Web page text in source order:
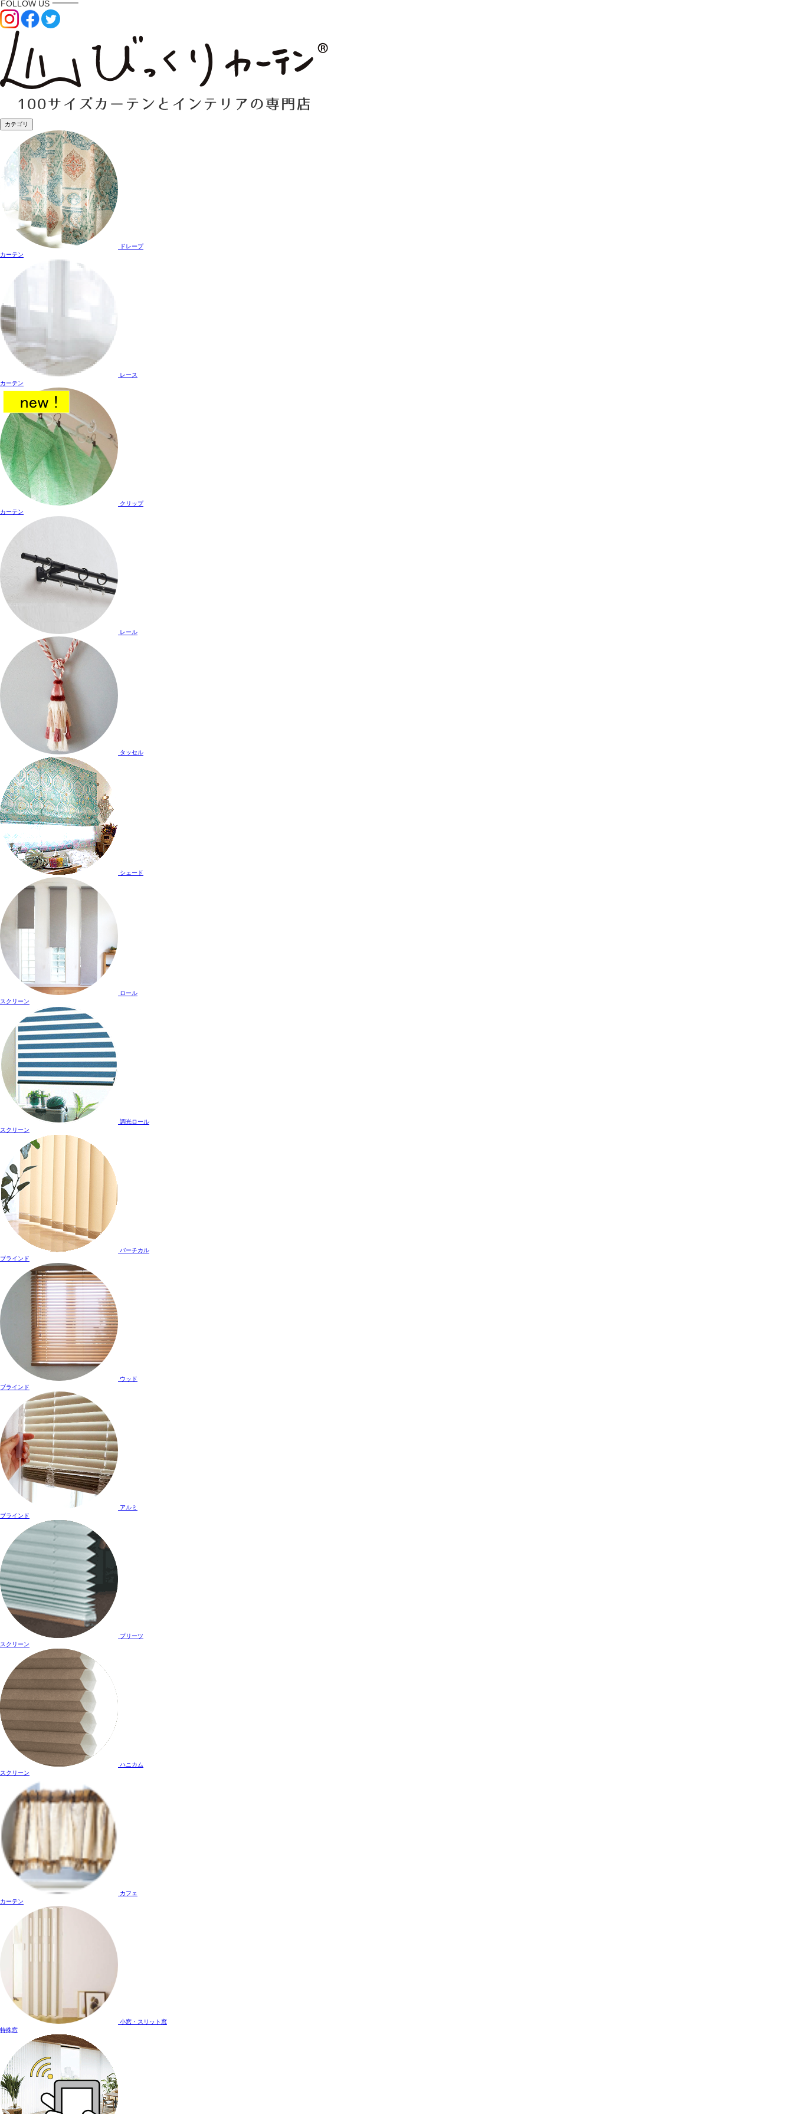
カテゴリ
ドレープ
カーテン
レース
カーテン
クリップ
カーテン
レール
タッセル
シェード
ロール
スクリーン
調光ロール
スクリーン
バーチカル
ブラインド
ウッド
ブラインド
アルミ
ブラインド
プリーツ
スクリーン
ハニカム
スクリーン
カフェ
カーテン
小窓・スリット窓
特殊窓